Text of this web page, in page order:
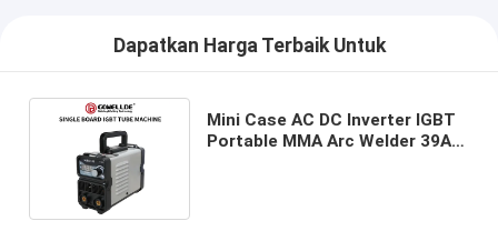
Dapatkan Harga Terbaik Untuk
Mini Case AC DC Inverter IGBT
Portable MMA Arc Welder 39A